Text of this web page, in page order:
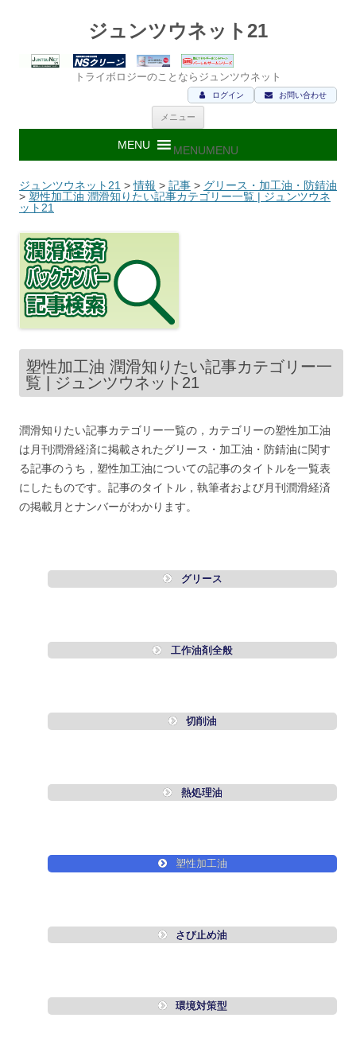
ジュンツウネット21
トライボロジーのことならジュンツウネット
お問い合わせ
ログイン
メニュー
ン
ツ
ス
キ
ッ
MENUMENU
ジュンツウネット21 >情報 > 記事 > グリース・加工油・防錆油
> 塑性加工油 潤滑知りたい記事カテゴリー一覧 | ジュンツウネ
ット21
塑性加工油 潤滑知りたい記事カテゴリー一
覧 | ジュンツウネット21
潤滑知りたい記事カテゴリー一覧の，カテゴリーの塑性加工油
は月刊潤滑経済に掲載されたグリース・加工油・防錆油に関す
る記事のうち，塑性加工油についての記事のタイトルを一覧表
にしたものです。記事のタイトル，執筆者および月刊潤滑経済
の掲載月とナンバーがわかります。
グリース
工作油剤全般
切削油
熱処理油
塑性加工油
さび止め油
環境対策型